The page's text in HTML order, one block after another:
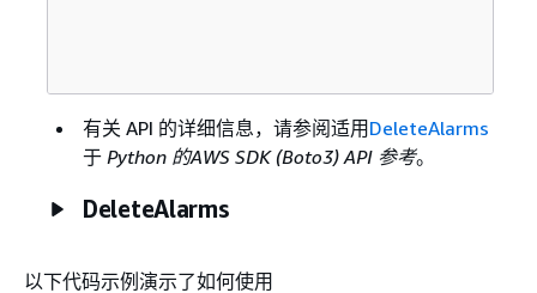
有关 API 的详细信息，请参阅适用DeleteAlarms
于 Python 的AWS SDK (Boto3) API 参考。
DeleteAlarms
以下代码示例演示了如何使用